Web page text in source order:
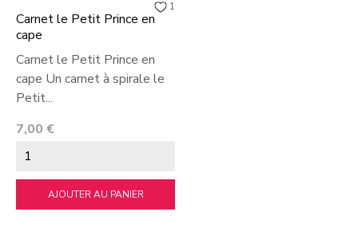
1
Carnet le Petit Prince en
cape
Carnet le Petit Prince en
cape Un carnet à spirale le
Petit...
Prix
7,00 €
AJOUTER AU PANIER